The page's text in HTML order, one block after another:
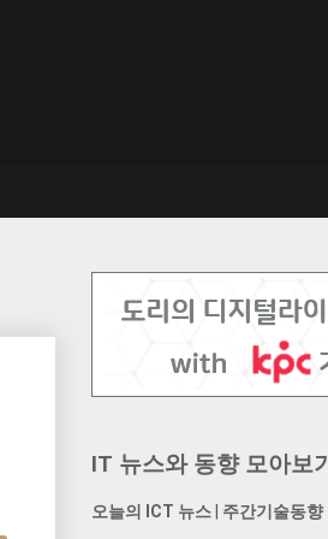
IT 뉴스와 동향 모아보기
오늘의 ICT 뉴스 주간기술동향